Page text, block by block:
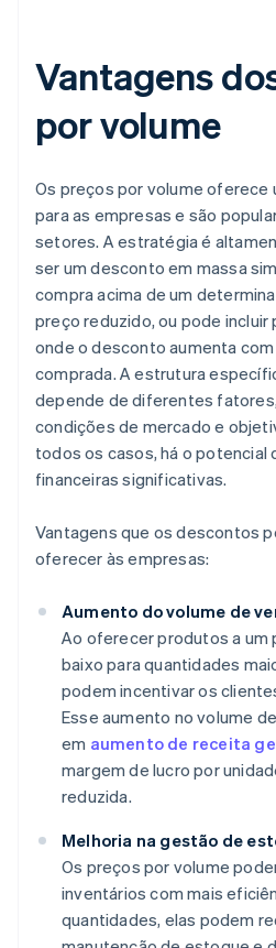
Vantagens
por volume
Os preços por volume oferece
para as empresas e são
setores. A estratégia é
ser um desconto em massa
compra acima de um
preço reduzido, ou pode incluir
onde o desconto aumenta
comprada. A estrutura
depende de diferentes
condições de mercado e
todos os casos, há o potencial
financeiras significativas.
Vantagens que os descontos
oferecer às empresas:
Aumento do volume de
Ao oferecer produtos a um
baixo para quantidades
podem incentivar os
Esse aumento no volume
em aumento de receita
margem de lucro por
reduzida.
Melhoria na gestão de
Os preços por volume
inventários com mais
quantidades, elas podem